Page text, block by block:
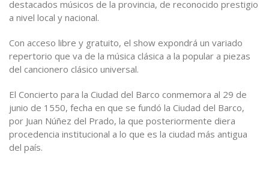
destacados músicos de la provincia, de reconocido prestigio
a nivel local y nacional.
Con acceso libre y gratuito, el show expondrá un variado
repertorio que va de la música clásica a la popular a piezas
del cancionero clásico universal.
El Concierto para la Ciudad del Barco conmemora al 29 de
junio de 1550, fecha en que se fundó la Ciudad del Barco,
por Juan Núñez del Prado, la que posteriormente diera
procedencia institucional a lo que es la ciudad más antigua
del país.